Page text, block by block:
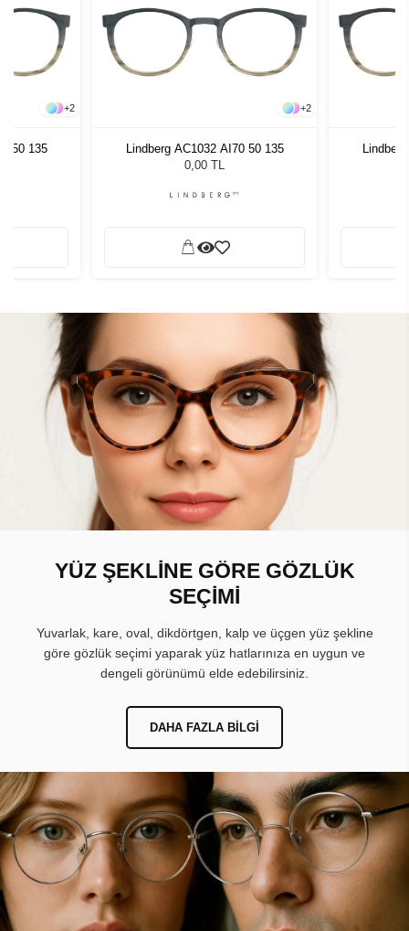
+2
50 135
+2
Lindberg AC1032 AI70 50 135
0,00 TL
YÜZ ŞEKLİNE GÖRE GÖZLÜK
SEÇİMİ
Yuvarlak, kare, oval, dikdörtgen, kalp ve üçgen yüz şekline
göre gözlük seçimi yaparak yüz hatlarınıza en uygun ve
dengeli görünümü elde edebilirsiniz.
DAHA FAZLA BILGI